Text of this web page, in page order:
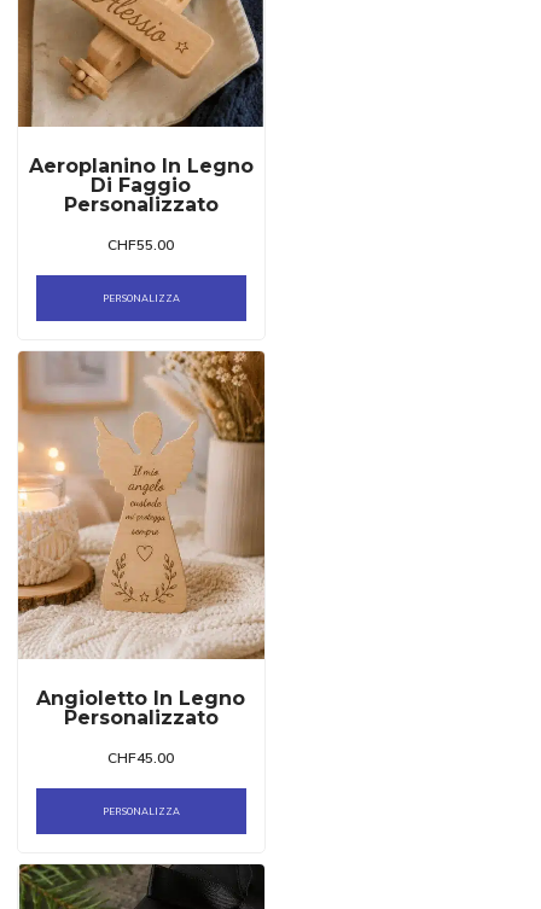
Aeroplanino In Legno
Di Faggio
Personalizzato
CHF55.00
PERSONALIZZA
Angioletto In Legno
Personalizzato
CHF45.00
PERSONALIZZA